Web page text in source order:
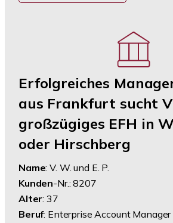
Erfolgreiches
aus Frankfurt sucht
großzügiges EFH in
oder Hirschberg
Name: V. W. und E. P.
Kunden-Nr.: 8207
Alter: 37
Beruf: Enterprise Account